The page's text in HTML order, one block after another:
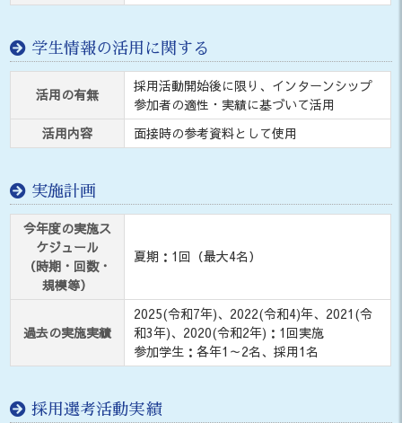
学生情報の活用に関する
活用の有無
採用活動開始後に限り、インターンシップ
参加者の適性・実績に基づいて活用
活用内容
面接時の参考資料として使用
実施計画
今年度の実施ス
ケジュール
（時期・回数・
規模等）
夏期：1回（最大4名）
過去の実施実績
2025(令和7年)、2022(令和4)年、2021(令
和3年)、2020(令和2年)：1回実施
参加学生：各年1～2名、採用1名
採用選考活動実績